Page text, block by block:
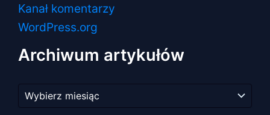
Kanał komentarzy
WordPress.org
Archiwum artykułów
artykułów